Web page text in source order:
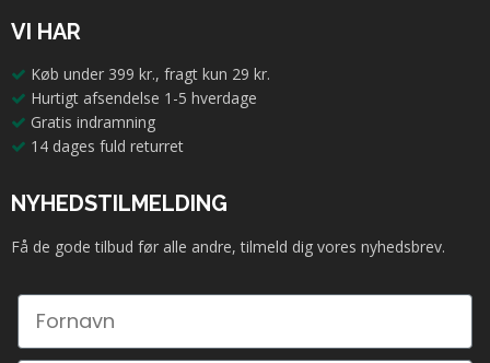
VI HAR
Køb under 399 kr., fragt kun 29 kr.
Hurtigt afsendelse 1-5 hverdage
Gratis indramning
14 dages fuld returret
NYHEDSTILMELDING
Få de gode tilbud før alle andre, tilmeld dig vores nyhedsbrev.